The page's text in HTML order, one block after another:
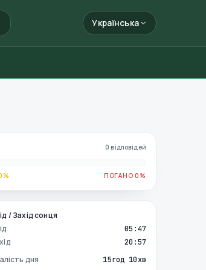
Українська
0 відповідей
ПОГАНО 0%
/ Захід сонця
05:47
20:57
дня 15год 10хв